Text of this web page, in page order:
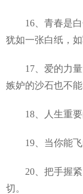
16、青春是白
犹如一张白纸，
17、爱的力量
嫉妒的沙石也不能
18、人生重要
19、当你能飞
20、把手握紧
切。